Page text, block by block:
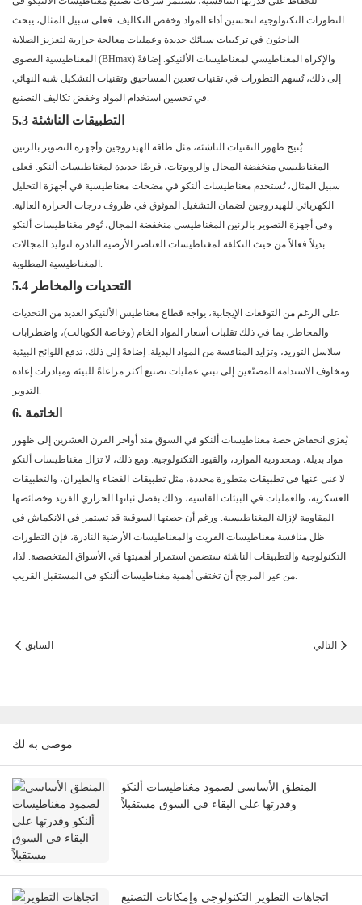
التطورات التكنولوجية لتحسين أداء المواد وخفض التكاليف. فعلى سبيل المثال، يبحث
الباحثون في تركيبات سبائك جديدة وعمليات معالجة حرارية لتعزيز الصلابة
المغناطيسية القصوى (BHmax) والإكراه المغناطيسي لمغناطيسات الألنيكو. إضافةً
إلى ذلك، تُسهم التطورات في تقنيات تعدين المساحيق وتقنيات التشكيل شبه النهائي
في تحسين استخدام المواد وخفض تكاليف التصنيع.
5.3 التطبيقات الناشئة
يُتيح ظهور التقنيات الناشئة، مثل طاقة الهيدروجين وأجهزة التصوير بالرنين
المغناطيسي منخفضة المجال والروبوتات، فرصًا جديدة لمغناطيسات ألنكو. فعلى
سبيل المثال، تُستخدم مغناطيسات ألنكو في مضخات مغناطيسية في أجهزة التحليل
الكهربائي للهيدروجين لضمان التشغيل الموثوق في ظروف درجات الحرارة العالية.
وفي أجهزة التصوير بالرنين المغناطيسي منخفضة المجال، تُوفر مغناطيسات ألنكو
بديلاً فعالاً من حيث التكلفة لمغناطيسات العناصر الأرضية النادرة لتوليد المجالات
المغناطيسية المطلوبة.
5.4 التحديات والمخاطر
على الرغم من التوقعات الإيجابية، يواجه قطاع مغناطيس الألنيكو العديد من التحديات
والمخاطر، بما في ذلك تقلبات أسعار المواد الخام (وخاصة الكوبالت)، واضطرابات
سلاسل التوريد، وتزايد المنافسة من المواد البديلة. إضافةً إلى ذلك، تدفع اللوائح البيئية
ومخاوف الاستدامة المصنّعين إلى تبني عمليات تصنيع أكثر مراعاةً للبيئة ومبادرات إعادة
التدوير.
6. الخاتمة
يُعزى انخفاض حصة مغناطيسات ألنكو في السوق منذ أواخر القرن العشرين إلى ظهور
مواد بديلة، ومحدودية الموارد، والقيود التكنولوجية. ومع ذلك، لا تزال مغناطيسات ألنكو
لا غنى عنها في تطبيقات متطورة محددة، مثل تطبيقات الفضاء والطيران، والتطبيقات
العسكرية، والعمليات في البيئات القاسية، وذلك بفضل ثباتها الحراري الفريد وخصائصها
المقاومة لإزالة المغناطيسية. ورغم أن حصتها السوقية قد تستمر في الانكماش في
ظل منافسة مغناطيسات الفريت والمغناطيسات الأرضية النادرة، فإن التطورات
التكنولوجية والتطبيقات الناشئة ستضمن استمرار أهميتها في الأسواق المتخصصة. لذا،
من غير المرجح أن تختفي أهمية مغناطيسات ألنكو في المستقبل القريب.
السابق التالي
موصى به لك
المنطق الأساسي لصمود مغناطيسات ألنكو
وقدرتها على البقاء في السوق مستقبلاً
اتجاهات التطوير التكنولوجي وإمكانات التصنيع